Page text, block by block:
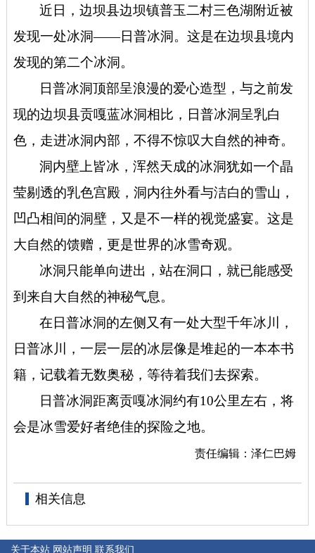
近日，边坝县边坝镇普玉二村三色湖附近被
发现一处冰洞——日普冰洞。这是在边坝县境内
发现的第二个冰洞。
日普冰洞顶部呈浪漫的爱心造型，与之前发
现的边坝县贡嘎蓝冰洞相比，日普冰洞呈乳白
色，走进冰洞内部，不得不惊叹大自然的神奇。
洞内壁上皆冰，浑然天成的冰洞犹如一个晶
莹剔透的乳色宫殿，洞内往外看与洁白的雪山，
凹凸相间的洞壁，又是不一样的视觉盛宴。这是
大自然的馈赠，更是世界的冰雪奇观。
冰洞只能单向进出，站在洞口，就已能感受
到来自大自然的神秘气息。
在日普冰洞的左侧又有一处大型千年冰川，
日普冰川，一层一层的冰层像是堆起的一本本书
籍，记载着无数奥秘，等待着我们去探索。
日普冰洞距离贡嘎冰洞约有10公里左右，将
会是冰雪爱好者绝佳的探险之地。
责任编辑：泽仁巴姆
相关信息
关于本站 网站声明 联系我们